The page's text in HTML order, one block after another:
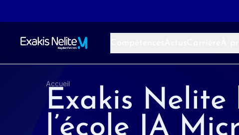
Accueil
Exakis Nelite
l’école IA